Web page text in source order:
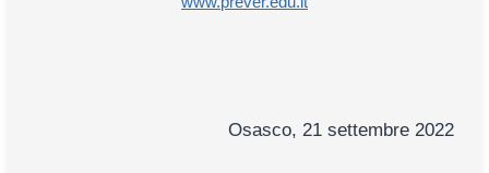
Osasco, 21 settembre 2022